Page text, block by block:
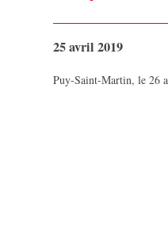
25 avril 2019
Puy-Saint-Martin, le 26